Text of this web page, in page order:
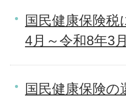
国民健康保険
4月～令和8年3月
国民健康保険